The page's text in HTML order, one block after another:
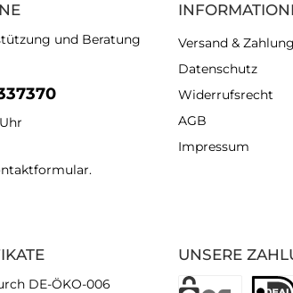
und Beratung
.
UNSERE
DE-ÖKO-006
Versand &
Datenschutz
Widerrufsrecht
AGB
Impressum